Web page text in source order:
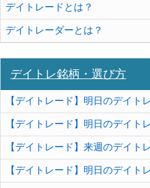
デイトレードとは？
デイトレーダーとは？
デイトレ銘柄・選び方
【デイトレード】明日のデイト
【デイトレード】明日のデイト
【デイトレード】来週のデイト
【デイトレード】明日のデイト